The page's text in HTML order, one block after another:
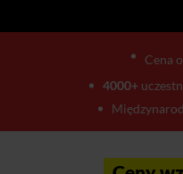
Cena
4000+